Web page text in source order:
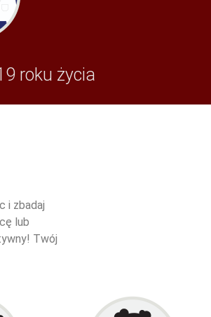
roku życia
i zbadaj
lub
Twój